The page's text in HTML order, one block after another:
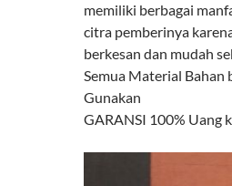
memiliki berbagai
citra pemberinya
berkesan dan mudah
Semua Material Bahan
Gunakan
GARANSI 100% Uang